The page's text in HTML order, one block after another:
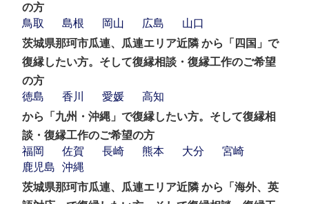
の方
鳥取
島根 岡山 広島
山口
茨城県那珂市瓜連、瓜連エリア近隣 から「四国」で
復縁したい方。そして復縁相談・復縁工作のご希望
の方
徳島
香川 愛媛
高知
から「九州・沖縄」で復縁したい方。そして復縁相
談・復縁工作のご希望の方
福岡
佐賀 長崎 熊本 大分
宮崎
鹿児島
沖縄
茨城県那珂市瓜連、瓜連エリア近隣 から「海外、英